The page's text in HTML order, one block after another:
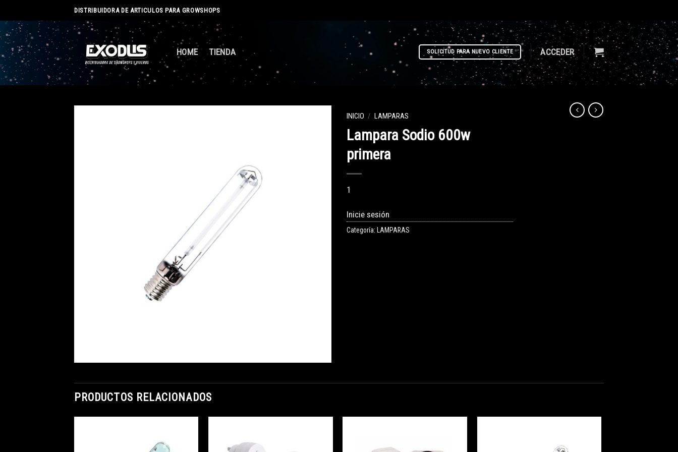
to
content
DISTRIBUIDORA DE ARTICULOS PARA GROWSHOPS
HOME TIENDA SOLICITUD PARA NUEVO CLIENTE ACCEDER
INICIO / LAMPARAS
Lampara Sodio 600w
primera
1
Inicie sesión
Categoría: LAMPARAS
PRODUCTOS RELACIONADOS